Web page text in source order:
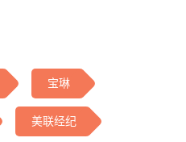
宝琳
美联经纪